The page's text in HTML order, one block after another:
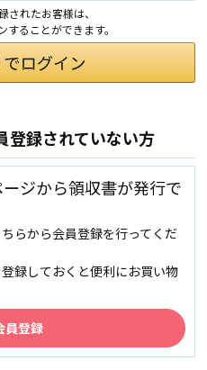
れたお客様は、
ることができます。
登録されていない方
ジから領収書が発行で
らから会員登録を行ってくだ
録しておくと便利にお買い物